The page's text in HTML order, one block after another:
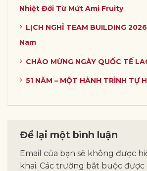
Nhiệt Đới Từ Mứt Ami Fruity
LỊCH NGHỈ TEAM BUILDING
Nam
CHÀO MỪNG NGÀY QUỐC TẾ
51 NĂM – MỘT HÀNH TRÌNH TỰ
Để lại một bình luận
Email của bạn sẽ không được
khai. Các trường bắt buộc được